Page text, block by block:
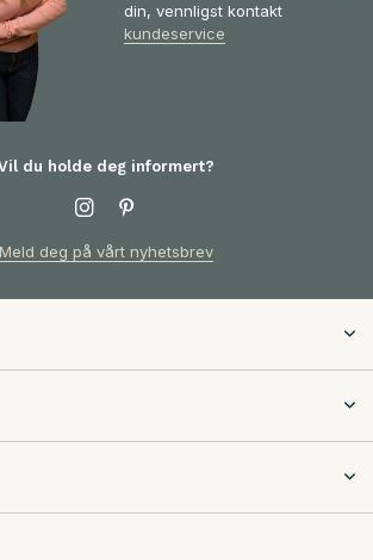
din, vennligst kontakt
kundeservice
du holde deg informert?
Meld deg på vårt nyhetsbrev